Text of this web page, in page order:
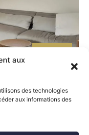
aux
des technologies
aux informations des